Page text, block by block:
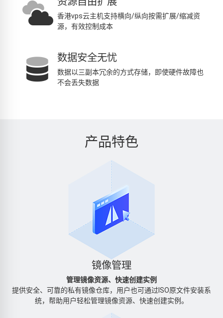
香港vps云主机支持横向/纵向按需扩展/缩减资
源，有效控制成本
数据安全无忧
数据以三副本冗余的方式存储，即使硬件故障也
不会丢失数据
产品特色
镜像管理
管理镜像资源、快速创建实例
提供安全、可靠的私有镜像仓库，用户也可通过ISO原文件安装系
统，帮助用户轻松管理镜像资源、快速创建实例。